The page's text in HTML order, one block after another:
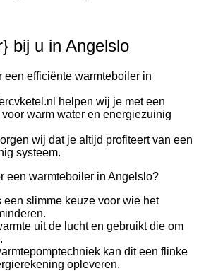
bij u in Angelslo
een efficiënte warmteboiler in
helpen wij je met een
warm water en energiezuinig
wij dat je altijd profiteert van een
systeem.
een warmteboiler in Angelslo?
een slimme keuze voor wie het
uit de lucht en gebruikt die om
kan dit een flinke
opleveren.